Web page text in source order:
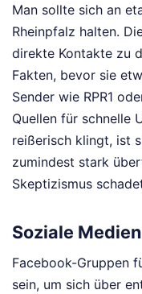
Man sollte sich an
Rheinpfalz halten.
direkte Kontakte zu
Fakten, bevor sie
Sender wie RPR1
Quellen für schnelle
reißerisch klingt, ist
zumindest stark
Skeptizismus
Soziale
Facebook-Gruppen
sein, um sich über